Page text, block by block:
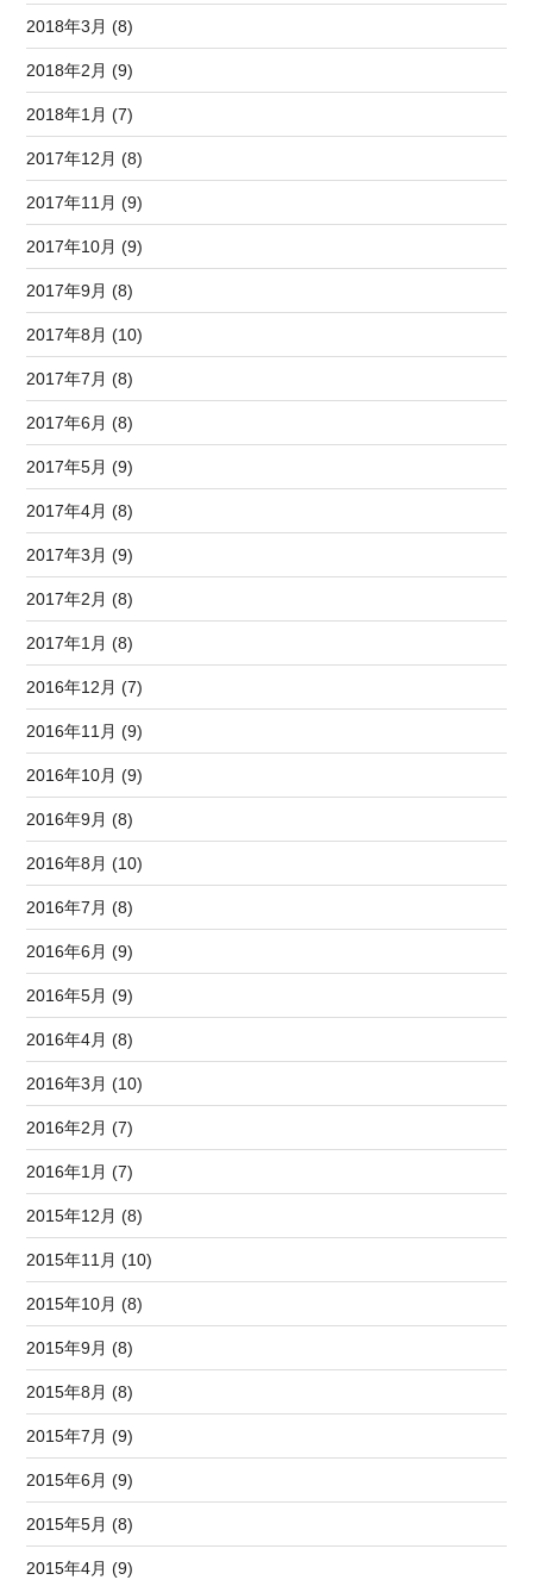
2018年3月 (8)
2018年2月 (9)
2018年1月 (7)
2017年12月 (8)
2017年11月 (9)
2017年10月 (9)
2017年9月 (8)
2017年8月 (10)
2017年7月 (8)
2017年6月 (8)
2017年5月 (9)
2017年4月 (8)
2017年3月 (9)
2017年2月 (8)
2017年1月 (8)
2016年12月 (7)
2016年11月 (9)
2016年10月 (9)
2016年9月 (8)
2016年8月 (10)
2016年7月 (8)
2016年6月 (9)
2016年5月 (9)
2016年4月 (8)
2016年3月 (10)
2016年2月 (7)
2016年1月 (7)
2015年12月 (8)
2015年11月 (10)
2015年10月 (8)
2015年9月 (8)
2015年8月 (8)
2015年7月 (9)
2015年6月 (9)
2015年5月 (8)
2015年4月 (9)